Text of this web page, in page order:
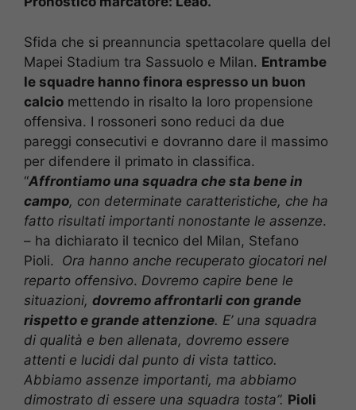
Sfida che si preannuncia spettacolare quella del
Mapei Stadium tra Sassuolo e Milan. Entrambe
le squadre hanno finora espresso un buon
calcio mettendo in risalto la loro propensione
offensiva. I rossoneri sono reduci da due
pareggi consecutivi e dovranno dare il massimo
per difendere il primato in classifica.
“Affrontiamo una squadra che sta bene in
campo, con determinate caratteristiche, che ha
fatto risultati importanti nonostante le assenze.
– ha dichiarato il tecnico del Milan, Stefano
Pioli. Ora hanno anche recuperato giocatori nel
reparto offensivo. Dovremo capire bene le
situazioni, dovremo affrontarli con grande
rispetto e grande attenzione. E’ una squadra
di qualità e ben allenata, dovremo essere
attenti e lucidi dal punto di vista tattico.
Abbiamo assenze importanti, ma abbiamo
dimostrato di essere una squadra tosta”. Pioli